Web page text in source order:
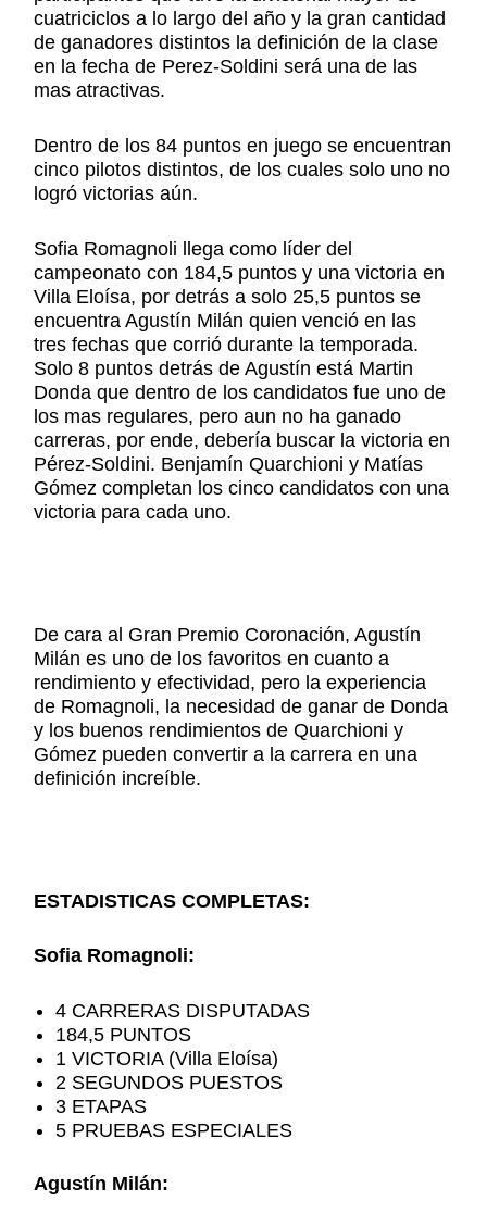
cuatriciclos a lo largo del año y la gran cantidad
de ganadores distintos la definición de la clase
en la fecha de Perez-Soldini será una de las
mas atractivas.
Dentro de los 84 puntos en juego se encuentran
cinco pilotos distintos, de los cuales solo uno no
logró victorias aún.
Sofia Romagnoli llega como líder del
campeonato con 184,5 puntos y una victoria en
Villa Eloísa, por detrás a solo 25,5 puntos se
encuentra Agustín Milán quien venció en las
tres fechas que corrió durante la temporada.
Solo 8 puntos detrás de Agustín está Martin
Donda que dentro de los candidatos fue uno de
los mas regulares, pero aun no ha ganado
carreras, por ende, debería buscar la victoria en
Pérez-Soldini. Benjamín Quarchioni y Matías
Gómez completan los cinco candidatos con una
victoria para cada uno.
De cara al Gran Premio Coronación, Agustín
Milán es uno de los favoritos en cuanto a
rendimiento y efectividad, pero la experiencia
de Romagnoli, la necesidad de ganar de Donda
y los buenos rendimientos de Quarchioni y
Gómez pueden convertir a la carrera en una
definición increíble.
ESTADISTICAS COMPLETAS:
Sofia Romagnoli:
4 CARRERAS DISPUTADAS
184,5 PUNTOS
1 VICTORIA (Villa Eloísa)
2 SEGUNDOS PUESTOS
3 ETAPAS
5 PRUEBAS ESPECIALES
Agustín Milán: